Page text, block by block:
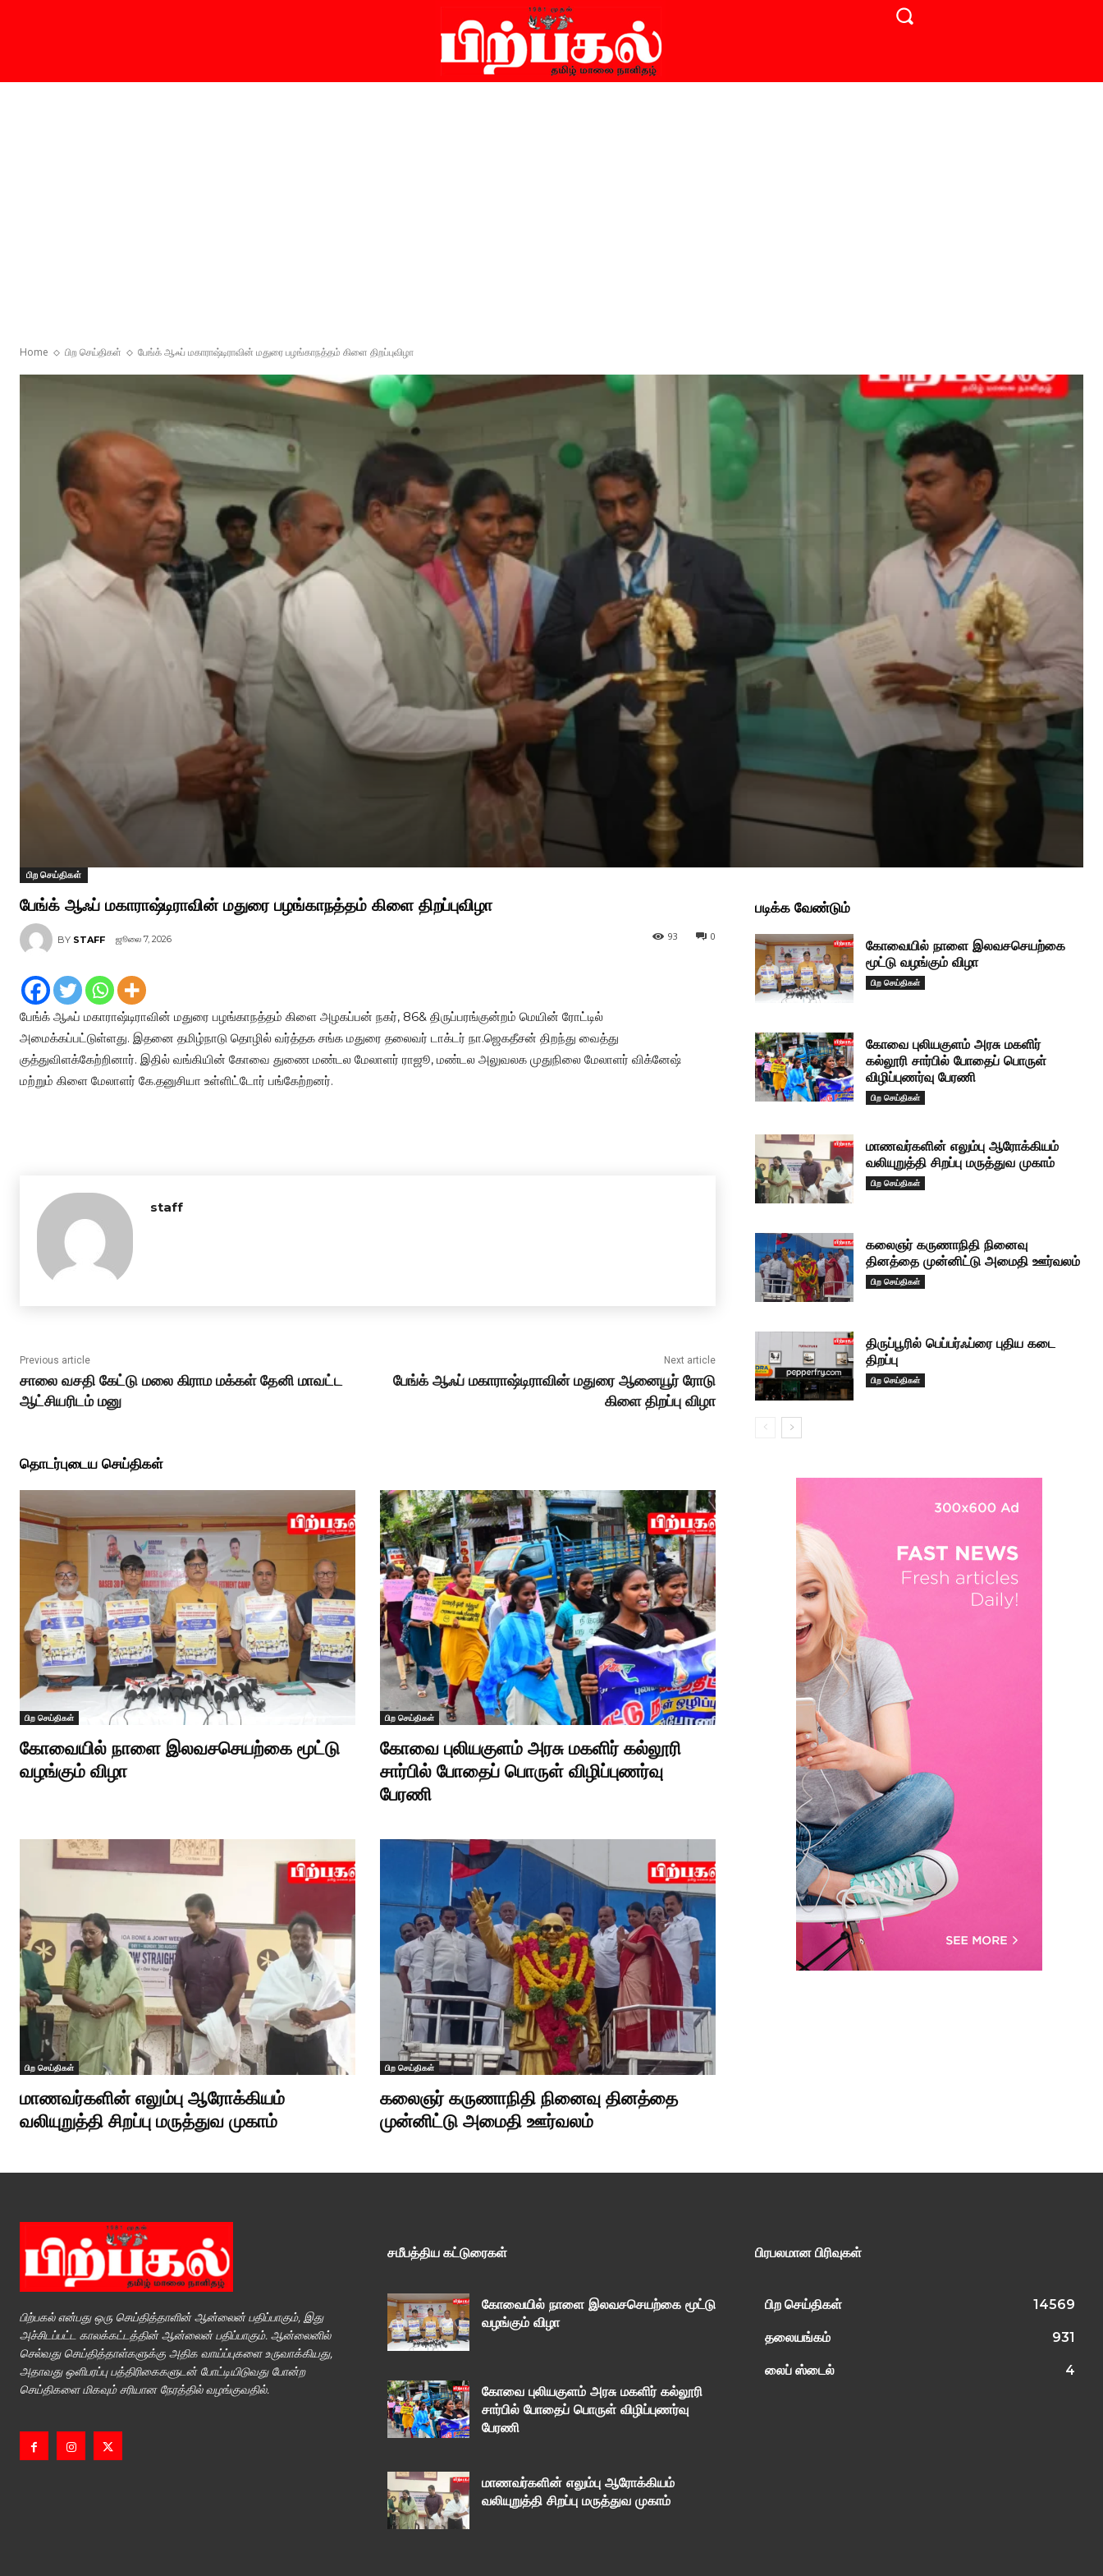
Home பிற செய்திகள் பேங்க் ஆஃப் மகாராஷ்டிராவின் மதுரை பழங்காநத்தம் கிளை திறப்புவிழா
பிற செய்திகள்
பேங்க் ஆஃப் மகாராஷ்டிராவின் மதுரை பழங்காநத்தம் கிளை திறப்புவிழா
BY STAFF ஜூலை 7, 2026 0
93
பேங்க் ஆஃப் மகாராஷ்டிராவின் மதுரை பழங்காநத்தம் கிளை அழகப்பன் நகர், 86& திருப்பரங்குன்றம் மெயின் ரோட்டில்
அமைக்கப்பட்டுள்ளது. இதனை தமிழ்நாடு தொழில் வர்த்தக சங்க மதுரை தலைவர் டாக்டர் நா.ஜெகதீசன் திறந்து வைத்து
குத்துவிளக்கேற்றினார். இதில் வங்கியின் கோவை துணை மண்டல மேலாளர் ராஜூ, மண்டல அலுவலக முதுநிலை மேலாளர் விக்னேஷ்
மற்றும் கிளை மேலாளர் கே.தனுசியா உள்ளிட்டோர் பங்கேற்றனர்.
staff
Previous article
சாலை வசதி கேட்டு மலை கிராம மக்கள் தேனி மாவட்ட
ஆட்சியரிடம் மனு
Next article
பேங்க் ஆஃப் மகாராஷ்டிராவின் மதுரை ஆனையூர் ரோடு
கிளை திறப்பு விழா
தொடர்புடைய செய்திகள்
பிற செய்திகள்
கோவையில் நாளை இலவசசெயற்கை மூட்டு
வழங்கும் விழா
பிற செய்திகள்
கோவை புலியகுளம் அரசு மகளிர் கல்லூரி
சார்பில் போதைப் பொருள் விழிப்புணர்வு
பேரணி
பிற செய்திகள்
மாணவர்களின் எலும்பு ஆரோக்கியம்
வலியுறுத்தி சிறப்பு மருத்துவ முகாம்
பிற செய்திகள்
கலைஞர் கருணாநிதி நினைவு தினத்தை
முன்னிட்டு அமைதி ஊர்வலம்
படிக்க வேண்டும்
கோவையில் நாளை இலவசசெயற்கை
மூட்டு வழங்கும் விழா
பிற செய்திகள்
கோவை புலியகுளம் அரசு மகளிர்
கல்லூரி சார்பில் போதைப் பொருள்
விழிப்புணர்வு பேரணி
பிற செய்திகள்
மாணவர்களின் எலும்பு ஆரோக்கியம்
வலியுறுத்தி சிறப்பு மருத்துவ முகாம்
பிற செய்திகள்
கலைஞர் கருணாநிதி நினைவு
தினத்தை முன்னிட்டு அமைதி ஊர்வலம்
பிற செய்திகள்
திருப்பூரில் பெப்பர்ஃப்ரை புதிய கடை
திறப்பு
பிற செய்திகள்
பிற்பகல் என்பது ஒரு செய்தித்தாளின் ஆன்லைன் பதிப்பாகும், இது
அச்சிடப்பட்ட காலக்கட்டத்தின் ஆன்லைன் பதிப்பாகும். ஆன்லைனில்
செல்வது செய்தித்தாள்களுக்கு அதிக வாய்ப்புகளை உருவாக்கியது,
அதாவது ஒளிபரப்பு பத்திரிகைகளுடன் போட்டியிடுவது போன்ற
செய்திகளை மிகவும் சரியான நேரத்தில் வழங்குவதில்.
சமீபத்திய கட்டுரைகள்
கோவையில் நாளை இலவசசெயற்கை மூட்டு
வழங்கும் விழா
கோவை புலியகுளம் அரசு மகளிர் கல்லூரி
சார்பில் போதைப் பொருள் விழிப்புணர்வு
பேரணி
மாணவர்களின் எலும்பு ஆரோக்கியம்
வலியுறுத்தி சிறப்பு மருத்துவ முகாம்
பிரபலமான பிரிவுகள்
பிற செய்திகள் 14569
தலையங்கம் 931
லைப் ஸ்டைல் 4